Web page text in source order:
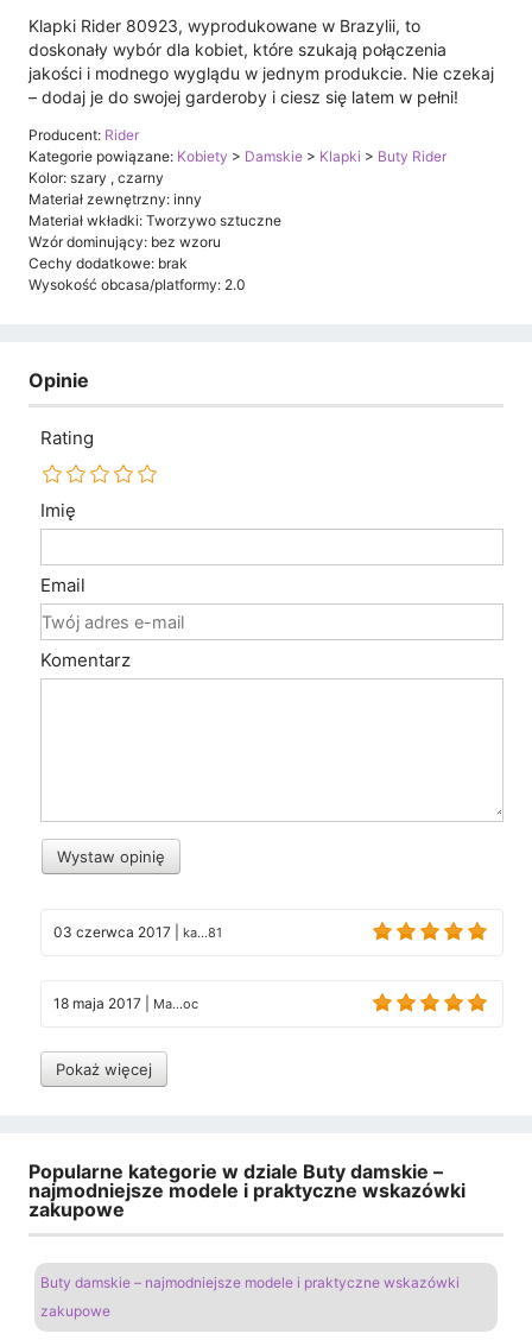
Klapki Rider 80923, wyprodukowane w Brazylii, to
doskonały wybór dla kobiet, które szukają połączenia
jakości i modnego wyglądu w jednym produkcie. Nie czekaj
– dodaj je do swojej garderoby i ciesz się latem w pełni!
Producent: Rider
Kategorie powiązane: Kobiety > Damskie > Klapki > Buty Rider
Kolor: szary , czarny
Materiał zewnętrzny: inny
Materiał wkładki: Tworzywo sztuczne
Wzór dominujący: bez wzoru
Cechy dodatkowe: brak
Wysokość obcasa/platformy: 2.0
Opinie
Rating
Imię
Email
Komentarz
Wystaw opinię
03 czerwca 2017 ka...81
18 maja 2017 Ma...oc
Pokaż więcej
Popularne kategorie w dziale Buty damskie –
najmodniejsze modele i praktyczne wskazówki
zakupowe
Buty damskie – najmodniejsze modele i praktyczne wskazówki
zakupowe